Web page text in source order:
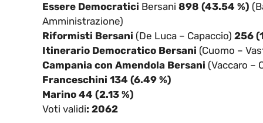
Essere Democratici Bersani 898 (43.54 %)
Amministrazione)
Riformisti Bersani (De Luca – Capaccio) 256
Itinerario Democratico Bersani (Cuomo –
Campania con Amendola Bersani (Vaccaro –
Franceschini 134 (6.49 %)
Marino 44 (2.13 %)
Voti validi: 2062